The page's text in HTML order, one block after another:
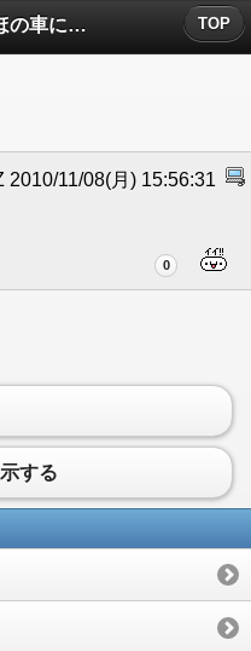
No.9494 オラほの車についたコメント TOP
2010/11/08(月) 15:56:31
0
する